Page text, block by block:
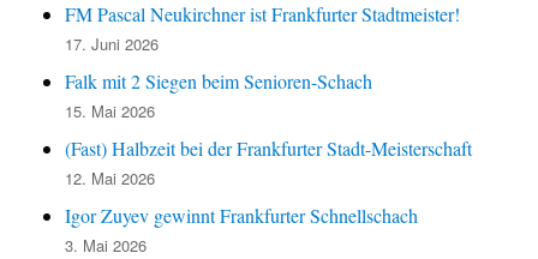
FM Pascal Neukirchner ist Frankfurter Stadtmeister!
17. Juni 2026
Falk mit 2 Siegen beim Senioren-Schach
15. Mai 2026
(Fast) Halbzeit bei der Frankfurter Stadt-Meisterschaft
12. Mai 2026
Igor Zuyev gewinnt Frankfurter Schnellschach
3. Mai 2026